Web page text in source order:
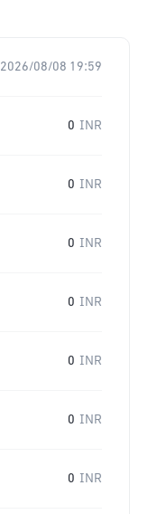
2026/08/08 19:59
0 INR
0 INR
0 INR
0 INR
0 INR
0 INR
0 INR